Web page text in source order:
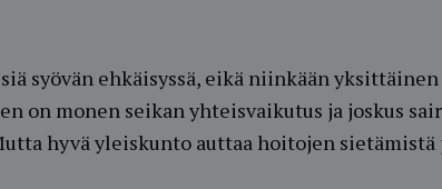
syövän ehkäisyssä, eikä niinkään
on monen seikan yhteisvaikutus ja joskus
hyvä yleiskunto auttaa hoitojen sietämistä